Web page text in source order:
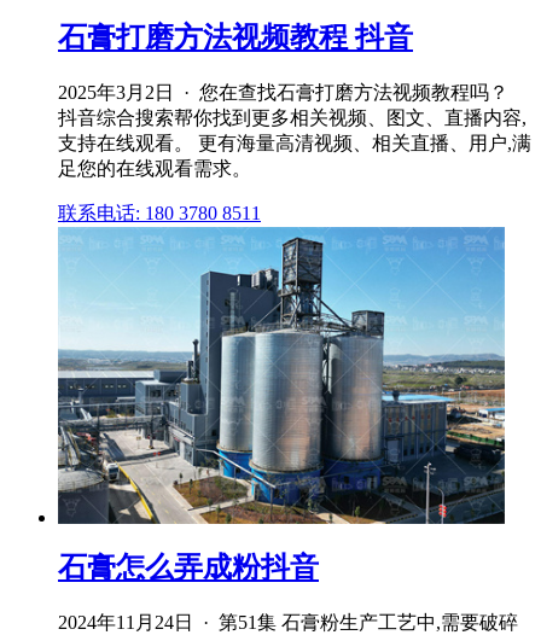
石膏打磨方法视频教程 抖音
2025年3月2日 · 您在查找石膏打磨方法视频教程吗？
抖音综合搜索帮你找到更多相关视频、图文、直播内容,
支持在线观看。 更有海量高清视频、相关直播、用户,满
足您的在线观看需求。
联系电话: 180 3780 8511
石膏怎么弄成粉抖音
2024年11月24日 · 第51集 石膏粉生产工艺中,需要破碎